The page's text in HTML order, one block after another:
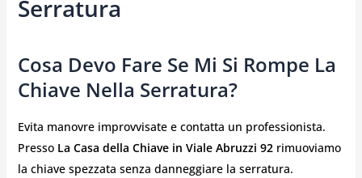
Serratura
Cosa Devo Fare Se Mi Si Rompe La
Chiave Nella Serratura?
Evita manovre improvvisate e contatta un professionista.
Presso La Casa della Chiave in Viale Abruzzi 92rimuoviamo
la chiave spezzata senza danneggiare la serratura.